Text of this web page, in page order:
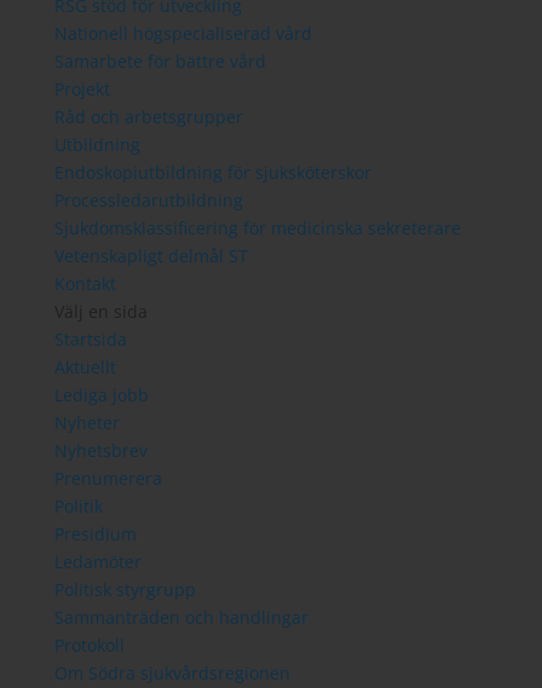
RSG stöd för utveckling
Nationell högspecialiserad vård
Samarbete för bättre vård
Projekt
Råd och arbetsgrupper
Utbildning
Endoskopiutbildning för sjuksköterskor
Processledarutbildning
Sjukdomsklassificering för medicinska sekreterare
Vetenskapligt delmål ST
Kontakt
Välj en sida
Startsida
Aktuellt
Lediga jobb
Nyheter
Nyhetsbrev
Prenumerera
Politik
Presidium
Ledamöter
Politisk styrgrupp
Sammanträden och handlingar
Protokoll
Om Södra sjukvårdsregionen